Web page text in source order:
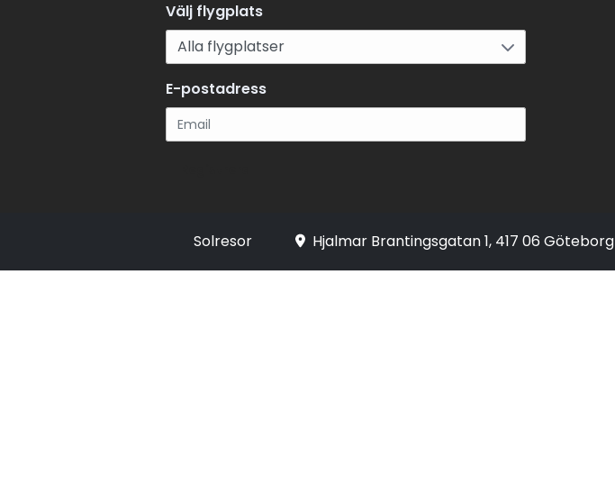
Välj flygplats
E-postadress
Solresor Hjalmar Brantingsgatan 1, 417 06 Göteborg